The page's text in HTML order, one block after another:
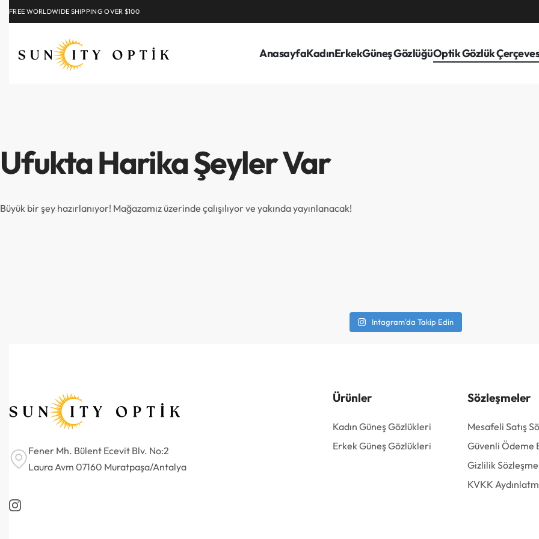
FREE WORLDWIDE SHIPPING OVER $100
AnasayfaKadınErkekGüneş GözlüğüOptik Gözlük
Ufukta Harika Şeyler Var
Büyük bir şey hazırlanıyor! Mağazamız üzerinde çalışılıyor ve yakında yayınlanacak!
Intagram'da Takip Edin
Fener Mh. Bülent Ecevit Blv. No:2
Laura Avm 07160 Muratpaşa/Antalya
Ürünler
Kadın Güneş Gözlükleri
Erkek Güneş Gözlükleri
Sözleşmeler
Mesafeli Satış
Güvenli Ödeme
Gizlilik
KVKK